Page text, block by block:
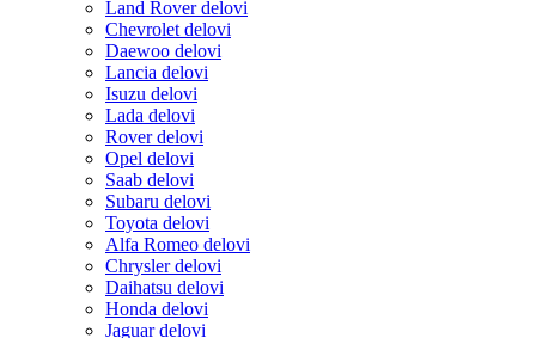
Land Rover delovi
Chevrolet delovi
Daewoo delovi
Lancia delovi
Isuzu delovi
Lada delovi
Rover delovi
Opel delovi
Saab delovi
Subaru delovi
Toyota delovi
Alfa Romeo delovi
Chrysler delovi
Daihatsu delovi
Honda delovi
Jaguar delovi